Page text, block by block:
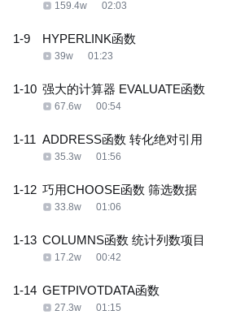
159.4w 02:03
1-9 HYPERLINK函数
39w 01:23
1-10 强大的计算器 EVALUATE函数
67.6w 00:54
1-11 ADDRESS函数 转化绝对引用
35.3w 01:56
1-12 巧用CHOOSE函数 筛选数据
33.8w 01:06
1-13 COLUMNS函数 统计列数项目
17.2w 00:42
1-14 GETPIVOTDATA函数
27.3w 01:15